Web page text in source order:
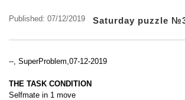
Published: 07/12/2019 Saturday puzzle
--, SuperProblem,07-12-2019
THE TASK CONDITION
Selfmate in 1 move